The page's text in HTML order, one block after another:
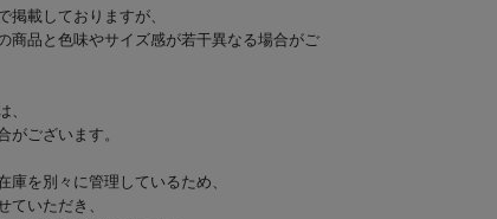
載しておりますが、
商品と色味やサイズ感が若干異なる場合がご
、
がございます。
を別々に管理しているため、
ていただき、